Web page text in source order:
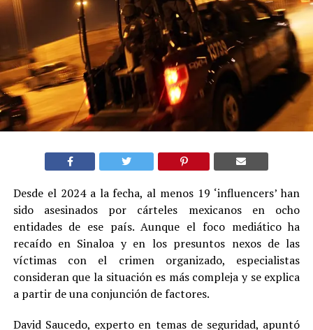
Desde el 2024 a la fecha, al menos 19 ‘influencers’ han
sido asesinados por cárteles mexicanos en ocho
entidades de ese país. Aunque el foco mediático ha
recaído en Sinaloa y en los presuntos nexos de las
víctimas con el crimen organizado, especialistas
consideran que la situación es más compleja y se explica
a partir de una conjunción de factores.
David Saucedo, experto en temas de seguridad, apuntó